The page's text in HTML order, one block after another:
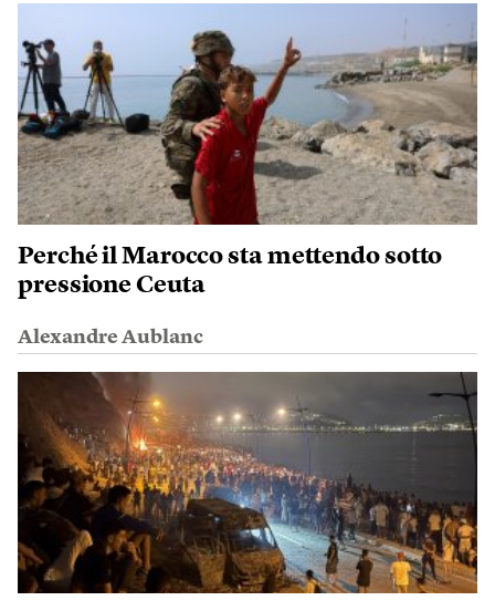
Perché il Marocco sta mettendo sotto
pressione Ceuta
Alexandre Aublanc